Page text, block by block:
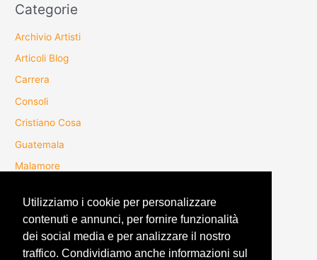
Categorie
Archivio Artisti
Articoli Blog
Carrera
Consoli
Cristiano Cosa
Guatemala
Malamore
Melga
PeriodoBlu
Uncategorized
Utilizziamo i cookie per personalizzare
contenuti e annunci, per fornire funzionalità
dei social media e per analizzare il nostro
traffico. Condividiamo anche informazioni sul